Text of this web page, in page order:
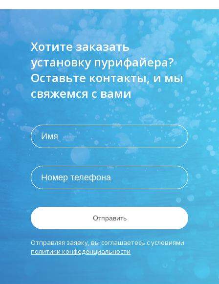
Хотите заказать
установку пурифайера?
Оставьте контакты, и мы
свяжемся с вами
Отправить
Отправляя заявку, вы соглашаетесь с условиями
политики конфеденциальности